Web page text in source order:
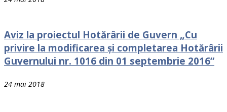
Aviz la proiectul Hotărârii de Guvern „Cu
privire la modificarea şi completarea Hotărârii
Guvernului nr. 1016 din 01 septembrie 2016”
24 mai 2018